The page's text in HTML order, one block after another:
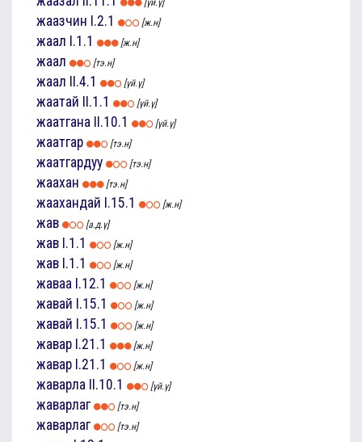
[үй.ү]
жаазчин I.2.1 [ж.н]
жаал I.1.1 [ж.н]
жаал [тэ.н]
жаал II.4.1 [үй.ү]
жаатай II.1.1 [үй.ү]
жаатгана II.10.1 [үй.ү]
жаатгар [тэ.н]
жаатгардуу [тэ.н]
жаахан [тэ.н]
жаахандай I.15.1 [ж.н]
жав [а.д.ү]
жав I.1.1 [ж.н]
жав I.1.1 [ж.н]
жаваа I.12.1 [ж.н]
жавай I.15.1 [ж.н]
жавай I.15.1 [ж.н]
жавар I.21.1 [ж.н]
жавар I.21.1 [ж.н]
жаварла II.10.1 [үй.ү]
жаварлаг [тэ.н]
жаварлаг [тэ.н]